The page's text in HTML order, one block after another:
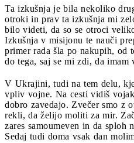
Ta izkušnja je bila nekoliko
otroki in prav ta izkušnja mi
bilo videti, da so se otroci
Izkušnja v misijonu te nauči
primer rada šla po nakupih, od
do tega, saj se mi zdi, da imam
V Ukrajini, tudi na tem delu,
vpliv vojne. Na cesti vidiš
dobro zavedajo. Zvečer smo z
rekli, da želijo moliti za mir.
zares samoumeven in da sploh
Sedaj tudi doma vsak dan